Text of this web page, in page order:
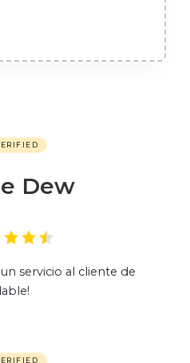
Dew
servicio al cliente de